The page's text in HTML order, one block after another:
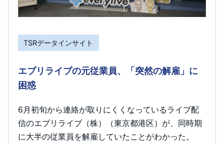
TSRデータインサイト
エブリライブの元従業員、「突然の解雇」に
困惑
6月初旬から連絡が取りにくくなっているライブ配
信のエブリライブ（株）（東京都港区）が、同時期
に大半の従業員を解雇していたことがわかった。